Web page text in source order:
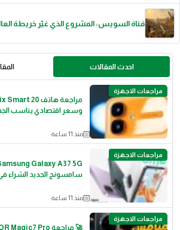
قناة السويس: المشروع الذي غيّر خريطة
احدث المقالات
مراجعات الاجهزة
وسعر اقتصادي يناسب
منذ 11 ساعة
مراجعات الاجهزة
سامسونج الجديد الشراء في
منذ 11 ساعة
مراجعات الاجهزة